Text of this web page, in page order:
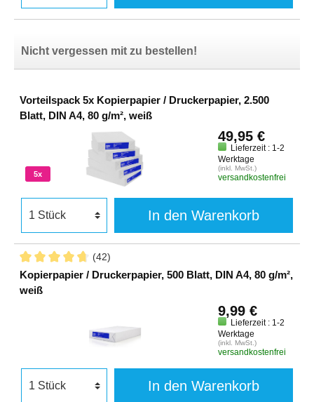
Nicht vergessen mit zu bestellen!
Vorteilspack 5x Kopierpapier / Druckerpapier, 2.500
Blatt, DIN A4, 80 g/m², weiß
5x
49,95 €
Lieferzeit : 1-2
Werktage
(inkl. MwSt.)
versandkostenfrei
In den Warenkorb
(42)
Kopierpapier / Druckerpapier, 500 Blatt, DIN A4, 80 g/m²,
weiß
9,99 €
Lieferzeit : 1-2
Werktage
(inkl. MwSt.)
versandkostenfrei
In den Warenkorb